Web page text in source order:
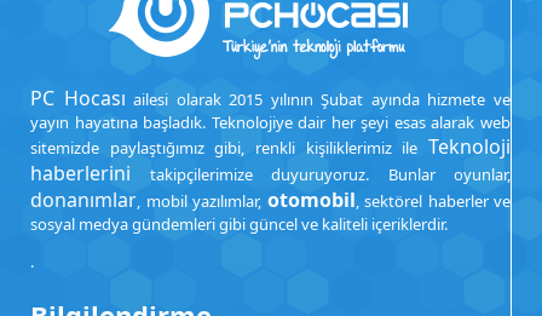
PC Hocası ailesi olarak 2015 yılının Şubat ayında hizmete ve
yayın hayatına başladık. Teknolojiye dair her şeyi esas alarak web
sitemizde paylaştığımız gibi, renkli kişiliklerimiz ile Teknoloji
haberlerini takipçilerimize duyuruyoruz. Bunlar oyunlar,
donanımlar, mobil yazılımlar, otomobil, sektörel haberler ve
sosyal medya gündemleri gibi güncel ve kaliteli içeriklerdir.
.